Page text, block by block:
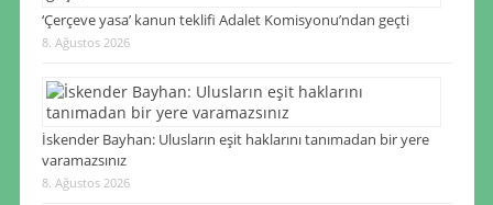
‘Çerçeve yasa’ kanun teklifi Adalet Komisyonu’ndan geçti
8. Ağustos 2026
İskender Bayhan: Ulusların eşit haklarını tanımadan bir yere
varamazsınız
8. Ağustos 2026